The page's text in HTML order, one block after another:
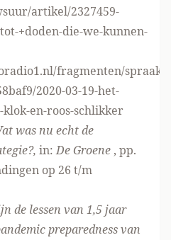
artikel/2327459-
+doden-die-we-kunnen-
fragmenten/
2020-03-19-het-
en-roos-schlikker
was nu echt de
in:De Groene , pp.
op 26 t/m
de lessen van 1,5 jaar
preparedness van